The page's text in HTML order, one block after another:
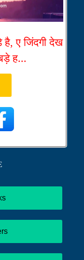
ए जिंदगी देख
ह...